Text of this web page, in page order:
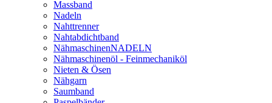
Massband
Nadeln
Nahttrenner
Nahtabdichtband
NähmaschinenNADELN
Nähmaschinenöl - Feinmechaniköl
Nieten & Ösen
Nähgarn
Saumband